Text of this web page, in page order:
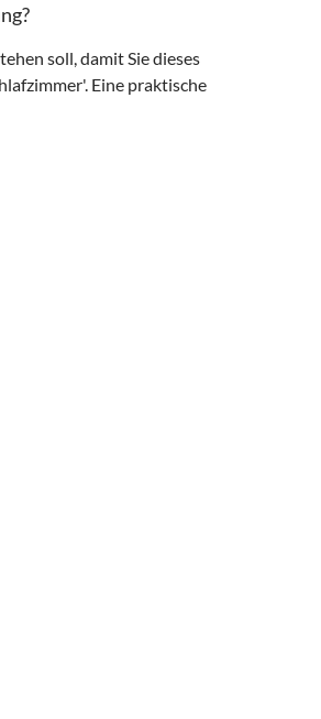
soll, damit Sie dieses
Eine praktische